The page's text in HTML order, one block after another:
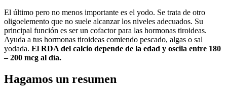
El último pero no menos importante es el yodo. Se trata de otro
oligoelemento que no suele alcanzar los niveles adecuados. Su
principal función es ser un cofactor para las hormonas tiroideas.
Ayuda a tus hormonas tiroideas comiendo pescado, algas o sal
yodada. El RDA del calcio depende de la edad y oscila entre 180
– 200 mcg al día.
Hagamos un resumen